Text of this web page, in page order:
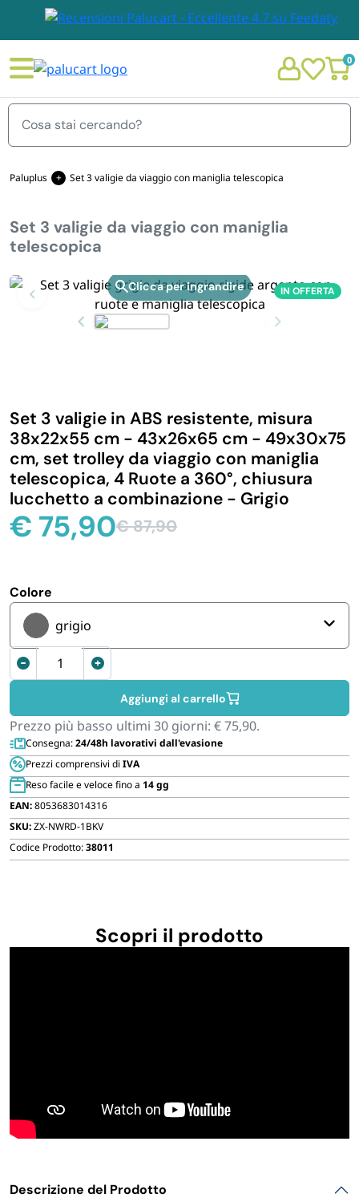
0
Menu
STOVIGLIE E TOVAGLIOLI
GIARDINO E ARREDO PER ESTERNO
IMBALLAGGIO E CANCELLERIA
CASA E PERSONA
FERRAMENTA E LINEA AUTO
PERSONA E MEDICALI
PET
PARTY
FORNITURE SETTORE HO.RE.CA
BIODEGRADABILE
Chi siamo
Personalizzazione Monouso
Paluplus Set 3 valigie da viaggio con maniglia telescopica
Set 3 valigie da viaggio con maniglia
telescopica
IN OFFERTA
Zoom
Set 3 valigie in ABS resistente, misura
38x22x55 cm - 43x26x65 cm - 49x30x75
cm, set trolley da viaggio con maniglia
telescopica, 4 Ruote a 360°, chiusura
lucchetto a combinazione - Grigio
€87,90
Il
era:
€ 87,90.
€ 75,90
Il
è:
€ 75,90.
Colore
grigio
Set
3
da
viaggio
con
maniglia
telescopica
quantità
Aggiungi al carrello
Prezzo più basso ultimi 30 giorni: €75,90.
Consegna:24/48h lavorativi dall'evasione
Prezzi comprensivi di IVA
Reso facile e veloce fino a 14 gg
EAN:8053683014316
SKU:ZX-NWRD-1BKV
Codice Prodotto:38011
Scopri il prodotto
Descrizione del Prodotto